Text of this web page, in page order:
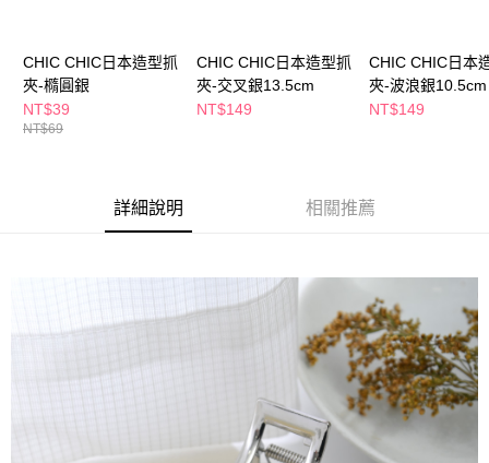
結帳頁面，進行簡訊認證並確認金額後，即可完成結帳。
２．訂單成立數日內，您將收到繳費通知簡訊。
３．收到繳費通知簡訊後14天內，點擊此簡訊中的連結，可透過四大超商／
ATM／網路銀行／等多元方式進行付款，方視為交易完成。
※ 交易是否成功請以「AFTEE先享後付 」之結帳頁面顯示為準，若有關於
１．透過由恩沛科技股份有限公司提供之「AFTEE先享後付」服務完成之交
易，需依本服務之必要範圍內提供個人資料，並將交易相關給付款項請求債
２．關於個人資料處理事宜，請瀏覽以下網址：
https://aftee.tw/terms/#terms3
３．未成年的使用者請事先徵得法定代理人或監護人之同意方可使用
「AFTEE先享後付」，若未經同意申辦者引起之損失，本公司不負相關責
付款後全家取貨
每筆NT$65，滿NT$390(含以上)免運費
萊爾富取貨付款
付款後萊爾富取貨
每筆NT$65，滿NT$490(含以上)免運費
7-11取貨付款
每筆NT$65，滿NT$490(含以上)免運費
每筆NT$65，滿NT$490(含以上)免運費
每筆NT$100，滿NT$790(含以上)免運費
CHIC CHIC日本造型抓
夾-橢圓銀
NT$39
NT$69
CHIC CHIC日本造型抓
夾-交叉銀13.5cm
NT$149
CHIC CHIC日本
夾-波浪銀10.5cm
NT$149
詳細說明 相關推薦